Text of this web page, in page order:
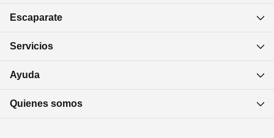
Escaparate
Servicios
Ayuda
Quienes somos